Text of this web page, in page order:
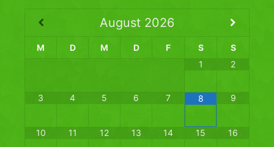
August 2026
M D M D F S
S
1
2
3 4 5 6 7 8 9
10 11 12 13 14 15 16